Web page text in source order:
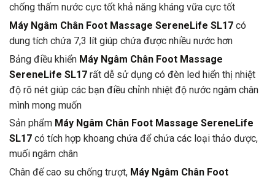
chống thấm nước cực tốt khả năng kháng vữa cực tốt
Máy Ngâm Chân Foot Massage SereneLife SL17 có
dung tích chứa 7,3 lít giúp chứa được nhiều nước hơn
Bảng điều khiển Máy Ngâm Chân Foot Massage
SereneLife SL17 rất dễ sử dụng có đèn led hiển thị nhiệt
độ rõ nét giúp các bạn điều chỉnh nhiệt độ nước ngâm chân
mình mong muốn
Sản phẩm Máy Ngâm Chân Foot Massage SereneLife
SL17 có tích hợp khoang chứa để chứa các loại thảo dược,
muối ngâm chân
Chân đế cao su chống trượt, Máy Ngâm Chân Foot